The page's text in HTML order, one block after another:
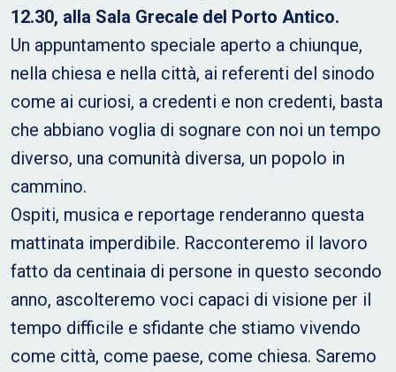
12.30, alla Sala Grecale del Porto Antico.
Un appuntamento speciale aperto a chiunque,
nella chiesa e nella città, ai referenti del sinodo
come ai curiosi, a credenti e non credenti, basta
che abbiano voglia di sognare con noi un tempo
diverso, una comunità diversa, un popolo in
cammino.
Ospiti, musica e reportage renderanno questa
mattinata imperdibile. Racconteremo il lavoro
fatto da centinaia di persone in questo secondo
anno, ascolteremo voci capaci di visione per il
tempo difficile e sfidante che stiamo vivendo
come città, come paese, come chiesa. Saremo